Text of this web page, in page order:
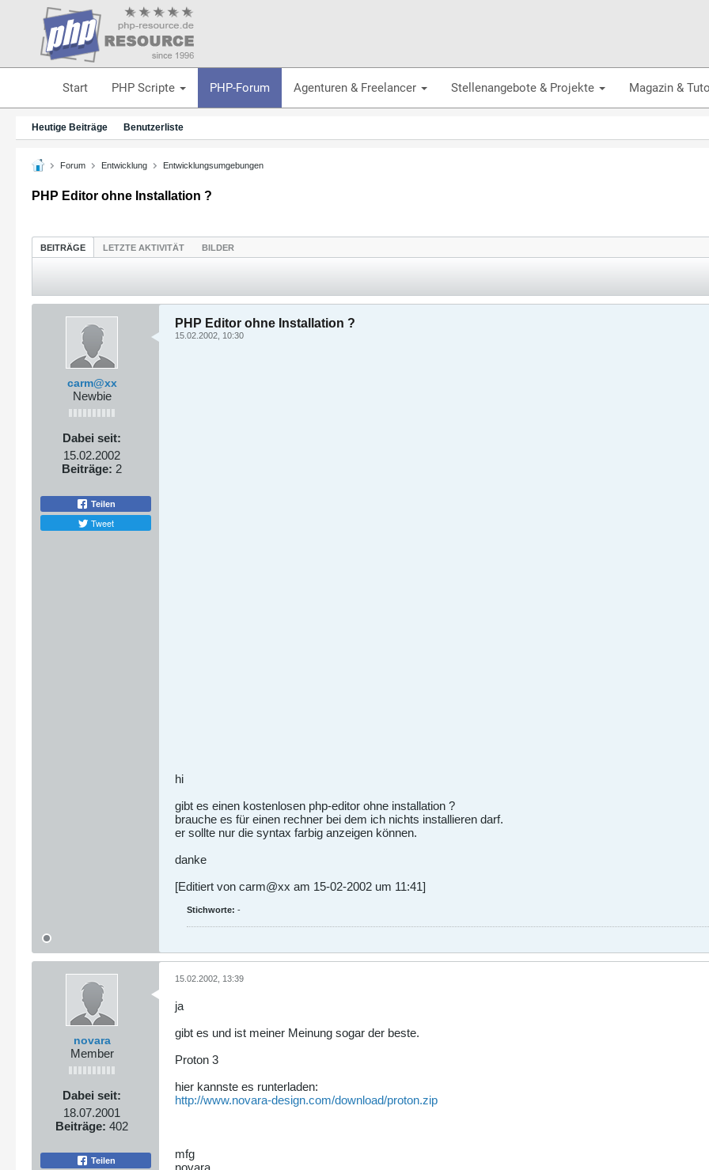
Start PHP Scripte PHP-Forum Agenturen & Freelancer Stellenangebote & Projekte Magazin &
Heutige Beiträge Benutzerliste
Forum Entwicklung Entwicklungsumgebungen
PHP Editor ohne Installation ?
BEITRÄGE LETZTE AKTIVITÄT BILDER
carm@xx
Newbie
Dabei seit:
15.02.2002
Beiträge: 2
Teilen
Tweet
PHP Editor ohne Installation ?
15.02.2002, 10:30
hi
gibt es einen kostenlosen php-editor ohne installation ?
brauche es für einen rechner bei dem ich nichts installieren darf.
er sollte nur die syntax farbig anzeigen können.
danke
[Editiert von carm@xx am 15-02-2002 um 11:41]
Stichworte: -
novara
Member
Dabei seit:
18.07.2001
Beiträge: 402
Teilen
15.02.2002, 13:39
ja
gibt es und ist meiner Meinung sogar der beste.
Proton 3
hier kannste es runterladen:
http://www.novara-design.com/download/proton.zip
mfg
novara